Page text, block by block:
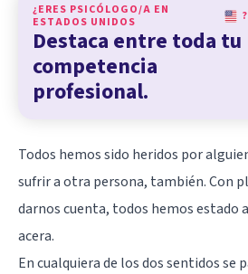
¿ERES PSICÓLOGO/A EN
ESTADOS UNIDOS
?
Destaca entre toda tu
competencia
profesional.
Todos hemos sido heridos por
sufrir a otra persona, también. Con
darnos cuenta, todos hemos estado
acera.
En cualquiera de los dos sentidos se